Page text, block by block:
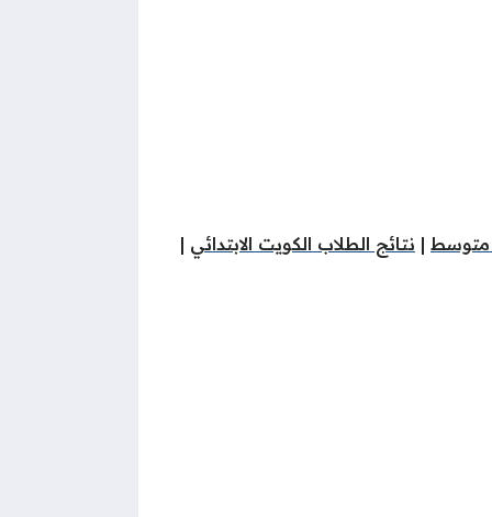
متوسط | نتائج الطلاب الكويت الابتدائي |